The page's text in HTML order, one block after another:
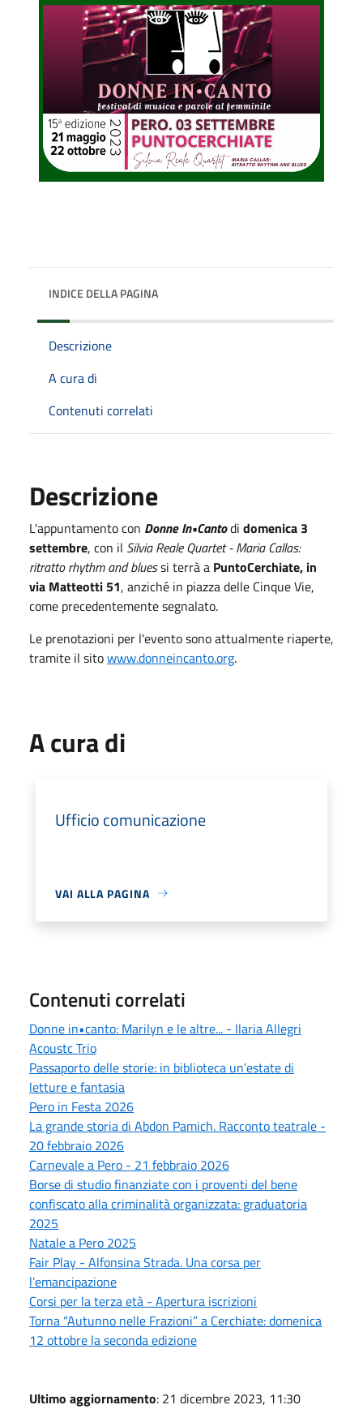
INDICE DELLA PAGINA
Descrizione
A cura di
Contenuti correlati
Descrizione
L'appuntamento con Donne In•Cantodi domenica 3
settembre, con il Silvia Reale Quartet - Maria Callas:
ritratto rhythm and bluessi terrà a PuntoCerchiate, in
via Matteotti 51, anziché in piazza delle Cinque Vie,
come precedentemente segnalato.
Le prenotazioni per l'evento sono attualmente riaperte,
tramite il sitowww.donneincanto.org.
A cura di
Ufficio comunicazione
VAI ALLA PAGINA
Contenuti correlati
Donne in•canto: Marilyn e le altre... - Ilaria Allegri
Acoustc Trio
Passaporto delle storie: in biblioteca un’estate di
letture e fantasia
Pero in Festa 2026
La grande storia di Abdon Pamich. Racconto teatrale -
20 febbraio 2026
Carnevale a Pero - 21 febbraio 2026
Borse di studio finanziate con i proventi del bene
confiscato alla criminalità organizzata: graduatoria
2025
Natale a Pero 2025
Fair Play - Alfonsina Strada. Una corsa per
l’emancipazione
Corsi per la terza età - Apertura iscrizioni
Torna “Autunno nelle Frazioni” a Cerchiate: domenica
12 ottobre la seconda edizione
Ultimo aggiornamento: 21 dicembre 2023, 11:30